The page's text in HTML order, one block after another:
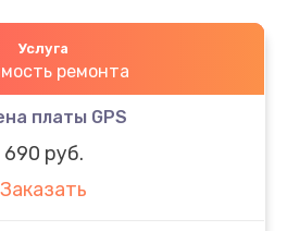
Услуга
ремонта
платы GPS
690 руб.
Заказать